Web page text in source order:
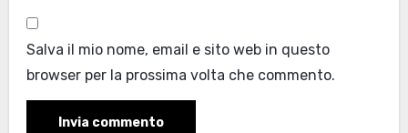
Salva il mio nome, email e sito web in questo
browser per la prossima volta che commento.